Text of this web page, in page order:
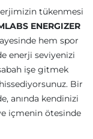
tükenmesi
ENERGIZER
hem spor
enerji seviyenizi
işe gitmek
Bir
anında kendinizi
içmenin ötesinde